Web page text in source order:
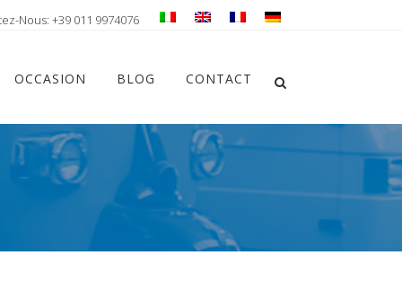
Nous: +39 011 9974076
OCCASION BLOG CONTACT